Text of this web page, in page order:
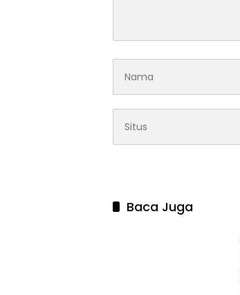
Baca Juga